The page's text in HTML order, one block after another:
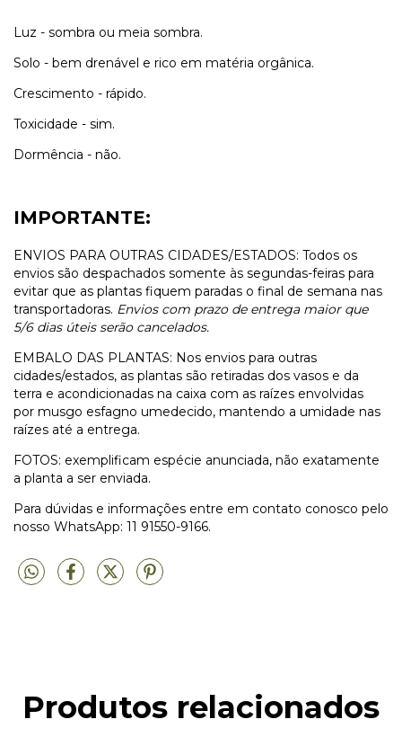
Luz - sombra ou meia sombra.
Solo - bem drenável e rico em matéria orgânica.
Crescimento - rápido.
Toxicidade - sim.
Dormência - não.
IMPORTANTE:
ENVIOS PARA OUTRAS CIDADES/ESTADOS: Todos os
envios são despachados somente às segundas-feiras para
evitar que as plantas fiquem paradas o final de semana nas
transportadoras. Envios com prazo de entrega maior que
5/6 dias úteis serão cancelados.
EMBALO DAS PLANTAS: Nos envios para outras
cidades/estados, as plantas são retiradas dos vasos e da
terra e acondicionadas na caixa com as raízes envolvidas
por musgo esfagno umedecido, mantendo a umidade nas
raízes até a entrega.
FOTOS: exemplificam espécie anunciada, não exatamente
a planta a ser enviada.
Para dúvidas e informações entre em contato conosco pelo
nosso WhatsApp: 11 91550-9166.
Produtos relacionados